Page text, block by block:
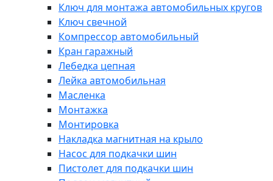
Ключ для монтажа автомобильных кругов
Ключ свечной
Компрессор автомобильный
Кран гаражный
Лебедка цепная
Лейка автомобильная
Масленка
Монтажка
Монтировка
Накладка магнитная на крыло
Насос для подкачки шин
Пистолет для подкачки шин